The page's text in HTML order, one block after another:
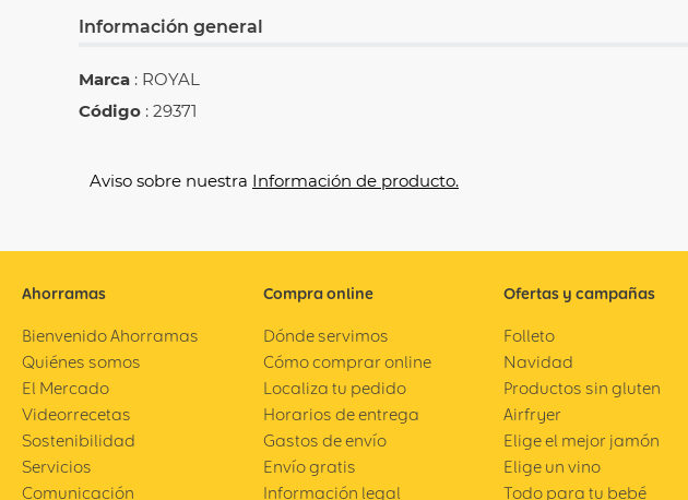
Información general
Marca : ROYAL
Código : 29371
Aviso sobre nuestra Información de producto.
Ahorramas
Bienvenido Ahorramas
Quiénes somos
El Mercado
Videorrecetas
Sostenibilidad
Servicios
Comunicación
Compra online
Dónde servimos
Cómo comprar online
Localiza tu pedido
Horarios de entrega
Gastos de envío
Envío gratis
Información legal
Ofertas y campañas
Folleto
Navidad
Productos sin gluten
Airfryer
Elige el mejor jamón
Elige un vino
Todo para tu bebé